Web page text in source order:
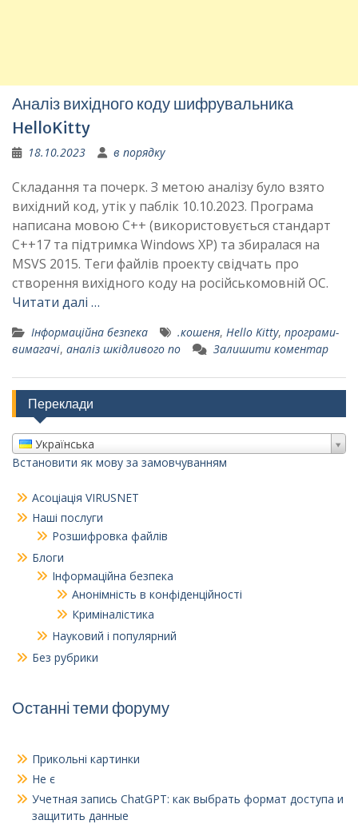
Аналіз вихідного коду шифрувальника
HelloKitty
18.10.2023 в порядку
Складання та почерк. З метою аналізу було взято
вихідний код, утік у паблік 10.10.2023. Програма
написана мовою C++ (використовується стандарт
C++17 та підтримка Windows XP) та збиралася на
MSVS 2015. Теги файлів проекту свідчать про
створення вихідного коду на російськомовній ОС.
Читати далі …
Інформаційна безпека .кошеня, Hello Kitty, програми-
вимагачі, аналіз шкідливого по Залишити коментар
Переклади
Українська
Встановити як мову за замовчуванням
Асоціація VIRUSNET
Наші послуги
Розшифровка файлів
Блоги
Інформаційна безпека
Анонімність в конфіденційності
Криміналістика
Науковий і популярний
Без рубрики
Останні теми форуму
Прикольні картинки
Не є
Учетная запись ChatGPT: как выбрать формат доступа и
защитить данные